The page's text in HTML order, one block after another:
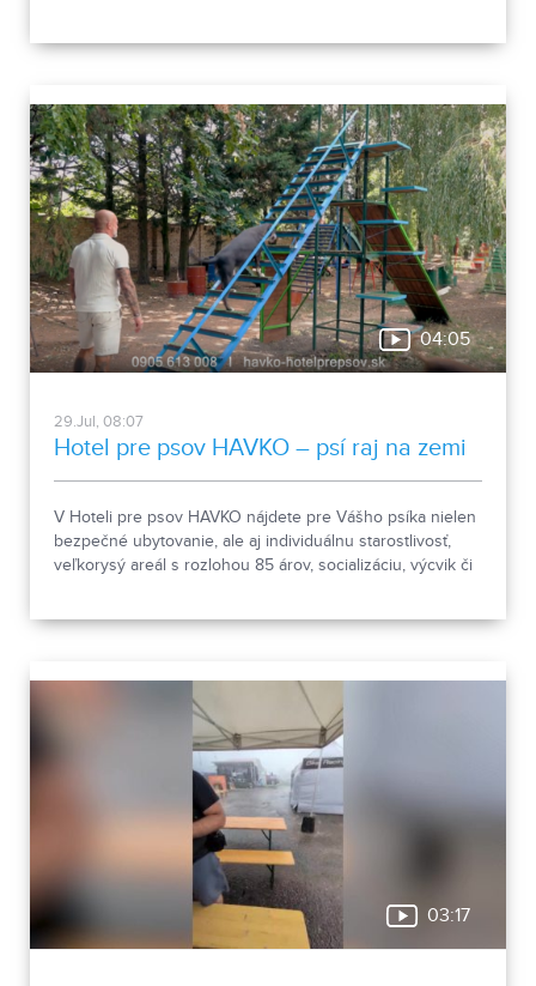
04:05
29.Jul, 08:07
Hotel pre psov HAVKO – psí raj na zemi
V Hoteli pre psov HAVKO nájdete pre Vášho psíka nielen
bezpečné ubytovanie, ale aj individuálnu starostlivosť,
veľkorysý areál s rozlohou 85 árov, socializáciu, výcvik či
03:17